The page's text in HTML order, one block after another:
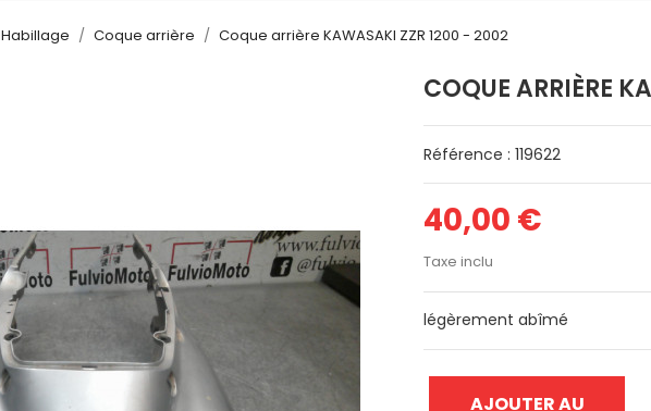
Habillage Coque arrière Coque arrière KAWASAKI ZZR 1200 - 2002
COQUE ARRIÈRE
Référence : 119622
40,00 €
Taxe inclu
légèrement abîmé
AJOUTER AU